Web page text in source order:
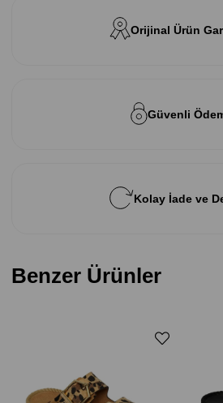
Orijinal Ürün
Güvenli
Kolay İade ve
Benzer Ürünler